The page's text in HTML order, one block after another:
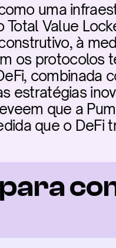
uma
Value
à
os protocolos
combinada
estratégias
que a
que o DeFi